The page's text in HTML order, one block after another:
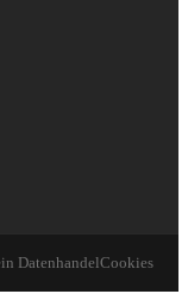
DatenhandelCookies